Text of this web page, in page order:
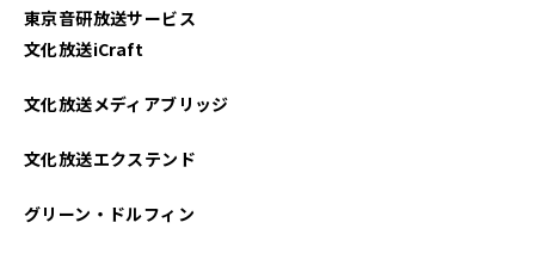
東京音研放送サービス
文化放送iCraft
文化放送メディアブリッジ
文化放送エクステンド
グリーン・ドルフィン